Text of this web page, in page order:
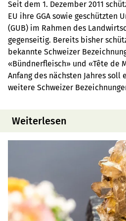
Seit dem 1. Dezember 2011
EU ihre GGA sowie geschützten
(GUB) im Rahmen des
gegenseitig. Bereits bisher
bekannte Schweizer
«Bündnerfleisch» und «Tête de
Anfang des nächsten Jahres soll
weitere Schweizer
Weiterlesen